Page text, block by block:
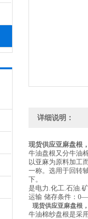
详细说明：
现货供应亚麻盘根
牛油盘根又分牛油
以亚麻为原料加工
一称。选用于回转
下。
是电力.化工.石油.
运输 储存条件：
现货供应亚麻盘根
牛油棉纱盘根是采